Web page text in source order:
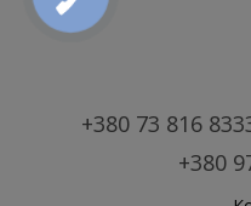
+380 73 816
+380